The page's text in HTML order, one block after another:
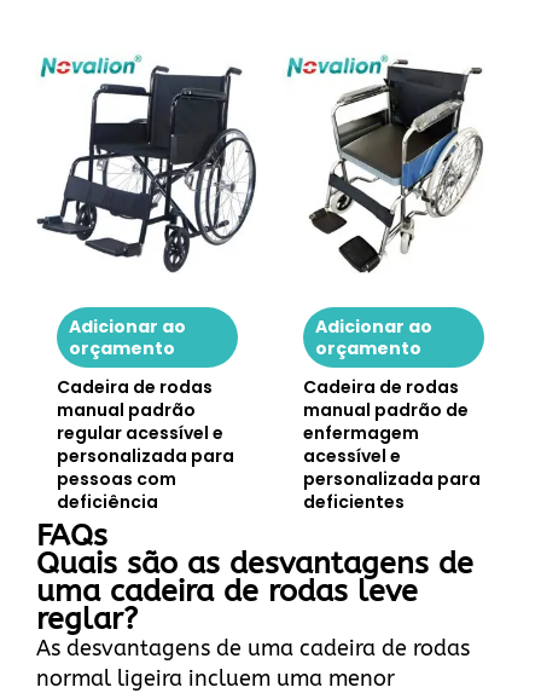
Adicionar ao
orçamento
Cadeira de rodas
manual padrão
regular acessível e
personalizada para
pessoas com
deficiência
Adicionar ao
orçamento
Cadeira de rodas
manual padrão de
enfermagem
acessível e
personalizada para
deficientes
FAQs
Quais são as desvantagens de
uma cadeira de rodas leve
reglar?
As desvantagens de uma cadeira de rodas
normal ligeira incluem uma menor